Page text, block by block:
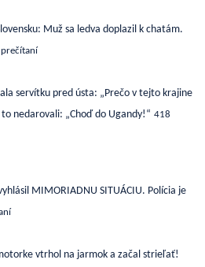
Muž sa ledva doplazil k chatám.
servítku pred ústa: „Prečo v tejto krajine
nedarovali: „Choď do Ugandy!“ 418
MIMORIADNU SITUÁCIU. Polícia je
vtrhol na jarmok a začal strieľať!